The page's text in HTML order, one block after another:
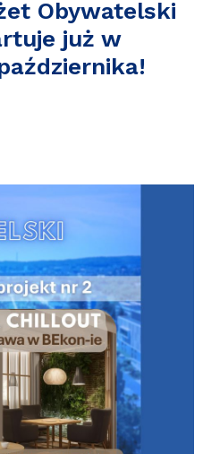
Obywatelski
już w